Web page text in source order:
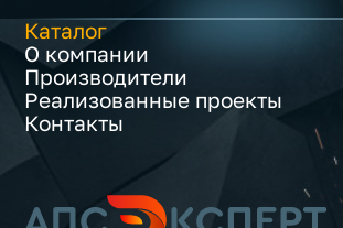
Каталог
О компании
Производители
Реализованные проекты
Контакты